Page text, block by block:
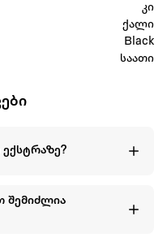
კი
ქალი
Black
საათი
შემიძლია